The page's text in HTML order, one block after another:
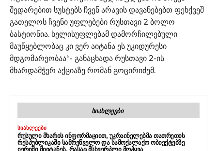
შედარებით სუსტებს ჩვენ არავის დავანებებთ ფეხქვეშ
გათელოს ჩვენი უფლებები რუსთავი 2 ბოლო
ბასტიონია. ხელისუფლებამ დამორჩილებული
მაუწყებლობაც კი ვერ აიტანა ეს უკიდურესი
მდგომარეობაა“- განაცხადა რუსთავი 2-ის
მხარდამჭერ აქციაზე რომან გოცირიძემ.
ᲡᲘᲐᲮᲚᲔᲔᲑᲘ
ᲡᲘᲐᲮᲚᲔᲔᲑᲘ
ᲠᲣᲡᲣᲚᲘ ᲛᲮᲐᲠᲘᲡ ᲘᲜᲤᲝᲠᲛᲐᲪᲘᲘᲗ, ᲣᲙᲠᲐᲘᲜᲔᲚᲔᲑᲛᲐ ᲗᲐᲗᲠᲔᲗᲘᲡ
ᲠᲔᲡᲞᲣᲑᲚᲘᲙᲐᲨᲘ ᲡᲐᲛᲠᲔᲬᲕᲔᲚᲝ ᲓᲐ ᲡᲐᲛᲝᲥᲐᲚᲐᲥᲝ ᲝᲑᲘᲔᲥᲢᲔᲑᲖᲔ
ᲘᲔᲠᲘᲨᲘ ᲛᲘᲘᲢᲐᲜᲔᲡ, ᲠᲐᲡᲐᲪ ᲛᲡᲮᲕᲔᲠᲞᲚᲘ ᲛᲝᲰᲧᲕᲐ